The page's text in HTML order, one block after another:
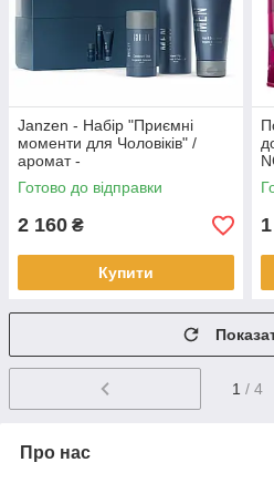
Janzen - Набір "Приємні
моменти для Чоловіків" /
аромат -
Bergamot&Cedarwood
(95050)
Готово до відправки
2 160 ₴
Купити
1 / 4
Про нас